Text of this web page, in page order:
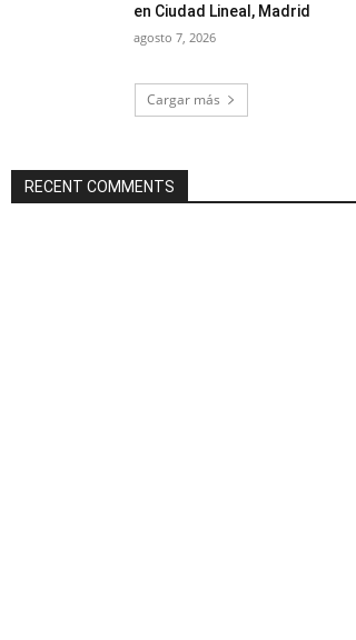
en Ciudad Lineal, Madrid
agosto 7, 2026
Cargar más
RECENT COMMENTS